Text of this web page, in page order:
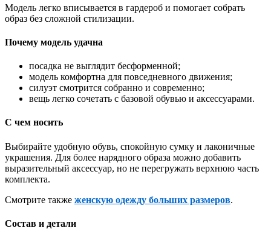
Модель легко вписывается в гардероб и помогает собрать
образ без сложной стилизации.
Почему модель удачна
посадка не выглядит бесформенной;
модель комфортна для повседневного движения;
силуэт смотрится собранно и современно;
вещь легко сочетать с базовой обувью и аксессуарами.
С чем носить
Выбирайте удобную обувь, спокойную сумку и лаконичные
украшения. Для более нарядного образа можно добавить
выразительный аксессуар, но не перегружать верхнюю часть
комплекта.
Смотрите также женскую одежду больших размеров.
Состав и детали